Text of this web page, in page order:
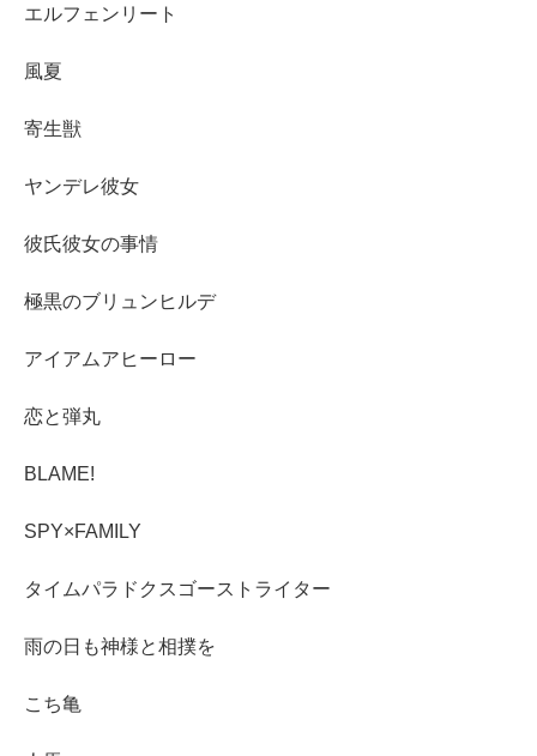
エルフェンリート
風夏
寄生獣
ヤンデレ彼女
彼氏彼女の事情
極黒のブリュンヒルデ
アイアムアヒーロー
恋と弾丸
BLAME!
SPY×FAMILY
タイムパラドクスゴーストライター
雨の日も神様と相撲を
こち亀